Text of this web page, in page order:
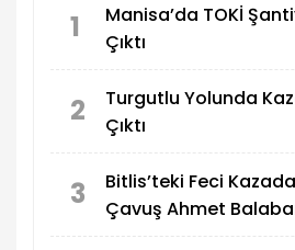
1
Manisa’da TOKİ
Çıktı
2
Turgutlu Yolunda
Çıktı
3
Bitlis’teki Feci
Çavuş Ahmet